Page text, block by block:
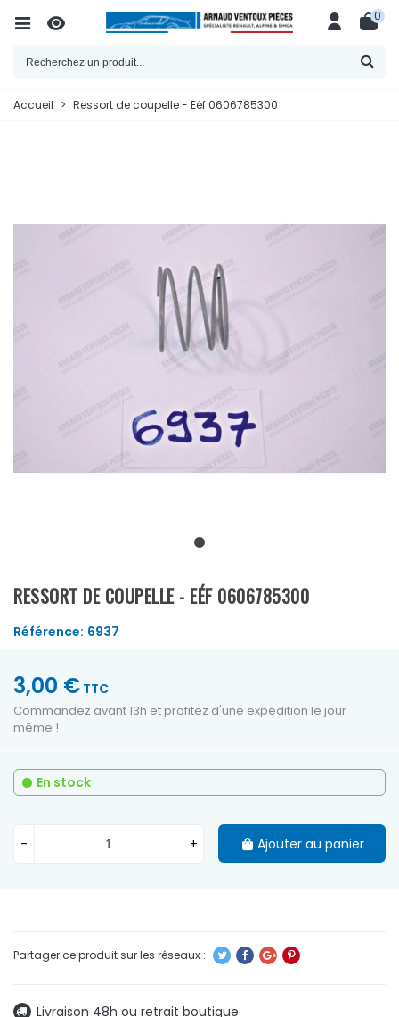
0
Accueil > Ressort de coupelle - Eéf 0606785300
RESSORT DE COUPELLE - EÉF 0606785300
Référence: 6937
Livraison 48h ou retrait boutique
3,00 € TTC
Commandez avant 13h et profitez d'une expédition le jour
même !
En stock
- + Ajouter au panier